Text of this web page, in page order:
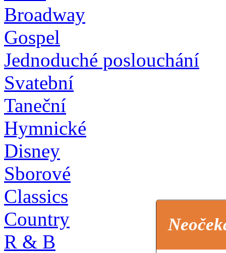
Broadway
Gospel
Jednoduché poslouchání
Svatební
Taneční
Hymnické
Disney
Sborové
Classics
Country
R & B